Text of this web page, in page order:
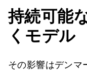
持続可能
くモデル
その影響はデンマ